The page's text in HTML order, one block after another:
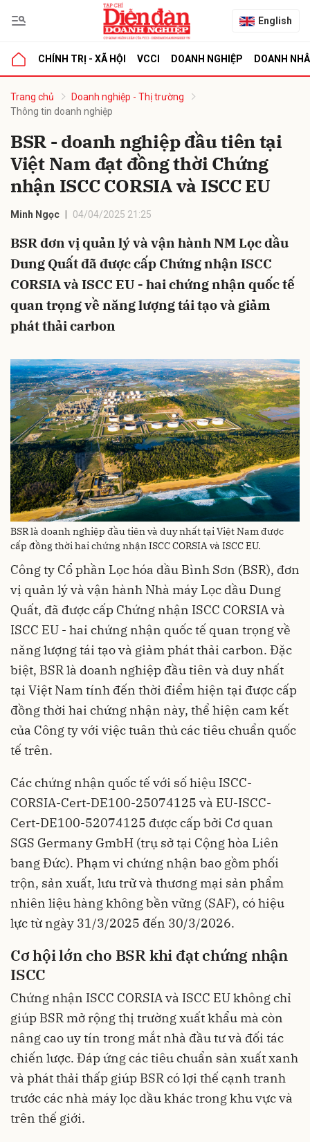
English
CHÍNH TRỊ - XÃ HỘI VCCI DOANH NGHIỆP DOANH
Trang chủ
Doanh nghiệp - Thị trường
Thông tin doanh nghiệp
BSR - doanh nghiệp đầu tiên tại
Việt Nam đạt đồng thời Chứng
nhận ISCC CORSIA và ISCC EU
Minh Ngọc 04/04/2025 21:25
BSR đơn vị quản lý và vận hành NM Lọc dầu
Dung Quất đã được cấp Chứng nhận ISCC
CORSIA và ISCC EU - hai chứng nhận quốc tế
quan trọng về năng lượng tái tạo và giảm
phát thải carbon
BSR là doanh nghiệp đầu tiên và duy nhất tại Việt Nam được
cấp đồng thời hai chứng nhận ISCC CORSIA và ISCC EU.
Công ty Cổ phần Lọc hóa dầu Bình Sơn (BSR), đơn
vị quản lý và vận hành Nhà máy Lọc dầu Dung
Quất, đã được cấp Chứng nhận ISCC CORSIA và
ISCC EU - hai chứng nhận quốc tế quan trọng về
năng lượng tái tạo và giảm phát thải carbon. Đặc
biệt, BSR là doanh nghiệp đầu tiên và duy nhất
tại Việt Nam tính đến thời điểm hiện tại được cấp
đồng thời hai chứng nhận này, thể hiện cam kết
của Công ty với việc tuân thủ các tiêu chuẩn quốc
tế trên.
Các chứng nhận quốc tế với số hiệu ISCC-
CORSIA-Cert-DE100-25074125 và EU-ISCC-
Cert-DE100-52074125 được cấp bởi Cơ quan
SGS Germany GmbH (trụ sở tại Cộng hòa Liên
bang Đức). Phạm vi chứng nhận bao gồm phối
trộn, sản xuất, lưu trữ và thương mại sản phẩm
nhiên liệu hàng không bền vững (SAF), có hiệu
lực từ ngày 31/3/2025 đến 30/3/2026.
Cơ hội lớn cho BSR khi đạt chứng nhận
ISCC
Chứng nhận ISCC CORSIA và ISCC EU không chỉ
giúp BSR mở rộng thị trường xuất khẩu mà còn
nâng cao uy tín trong mắt nhà đầu tư và đối tác
chiến lược. Đáp ứng các tiêu chuẩn sản xuất xanh
và phát thải thấp giúp BSR có lợi thế cạnh tranh
trước các nhà máy lọc dầu khác trong khu vực và
trên thế giới.
luận